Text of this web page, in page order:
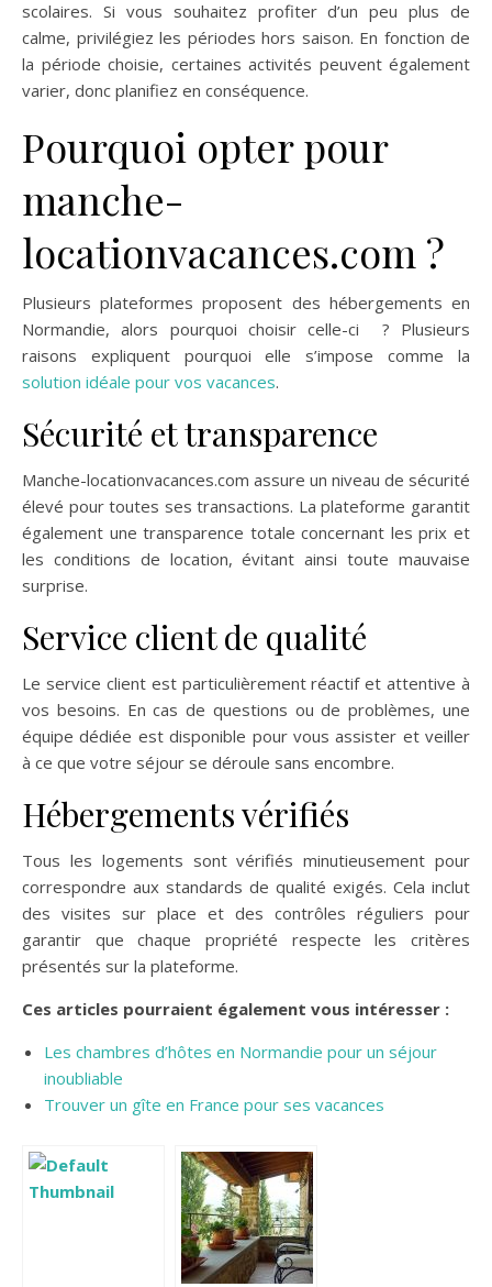
scolaires. Si vous souhaitez profiter d’un peu plus de
calme, privilégiez les périodes hors saison. En fonction de
la période choisie, certaines activités peuvent également
varier, donc planifiez en conséquence.
Pourquoi opter pour
manche-
locationvacances.com ?
Plusieurs plateformes proposent des hébergements en
Normandie, alors pourquoi choisir celle-ci ? Plusieurs
raisons expliquent pourquoi elle s’impose comme la
solution idéale pour vos vacances.
Sécurité et transparence
Manche-locationvacances.com assure un niveau de sécurité
élevé pour toutes ses transactions. La plateforme garantit
également une transparence totale concernant les prix et
les conditions de location, évitant ainsi toute mauvaise
surprise.
Service client de qualité
Le service client est particulièrement réactif et attentive à
vos besoins. En cas de questions ou de problèmes, une
équipe dédiée est disponible pour vous assister et veiller
à ce que votre séjour se déroule sans encombre.
Hébergements vérifiés
Tous les logements sont vérifiés minutieusement pour
correspondre aux standards de qualité exigés. Cela inclut
des visites sur place et des contrôles réguliers pour
garantir que chaque propriété respecte les critères
présentés sur la plateforme.
Ces articles pourraient également vous intéresser :
Les chambres d’hôtes en Normandie pour un séjour
inoubliable
Trouver un gîte en France pour ses vacances